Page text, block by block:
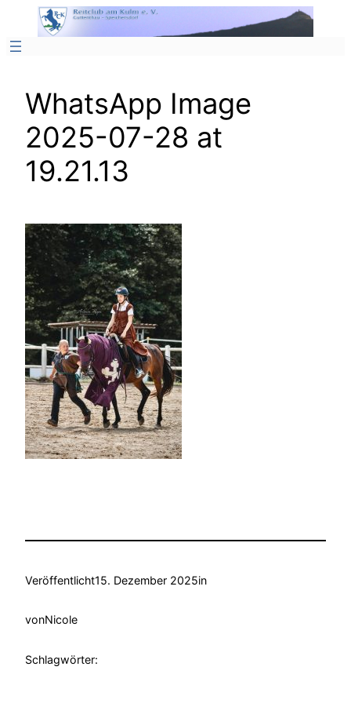
Inhalt
springen
WhatsApp Image
2025-07-28 at
19.21.13
Veröffentlicht15. Dezember 2025in
vonNicole
Schlagwörter: